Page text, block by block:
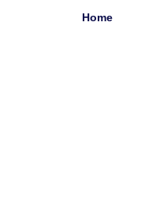
Home